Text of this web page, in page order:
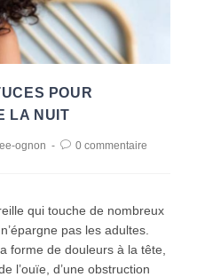
POUR
LA NUIT
ognon 0 commentaire
qui touche de nombreux
pas les adultes.
forme de douleurs à la tête,
l’ouïe, d’une obstruction